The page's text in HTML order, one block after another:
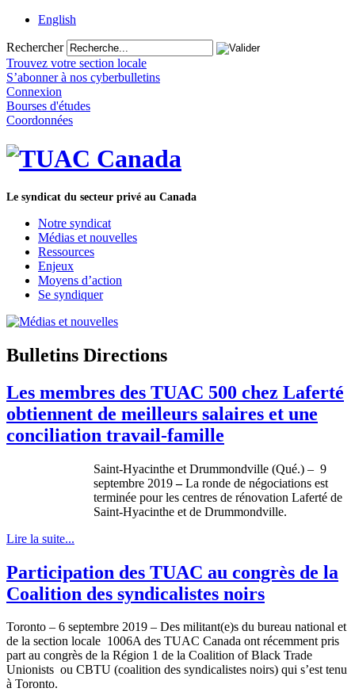
English
Rechercher
Trouvez votre section locale
S’abonner à nos cyberbulletins
Connexion
Bourses d'études
Coordonnées
Le syndicat du secteur privé au Canada
Notre syndicat
Médias et nouvelles
Ressources
Enjeux
Moyens d’action
Se syndiquer
Bulletins Directions
Les membres des TUAC 500 chez Laferté
obtiennent de meilleurs salaires et une
conciliation travail-famille
Saint-Hyacinthe et Drummondville (Qué.) – 9
septembre 2019–La ronde de négociations est
terminée pour les centres de rénovation Laferté de
Saint-Hyacinthe et de Drummondville.
Lire la suite...
Participation des TUAC au congrès de la
Coalition des syndicalistes noirs
Toronto – 6 septembre 2019 – Des militant(e)s du bureau national et
de la section locale 1006A des TUAC Canada ont récemment pris
part au congrès de la Région 1 de la Coalition of Black Trade
Unionists ou CBTU (coalition des syndicalistes noirs) qui s’est tenu
à Toronto.